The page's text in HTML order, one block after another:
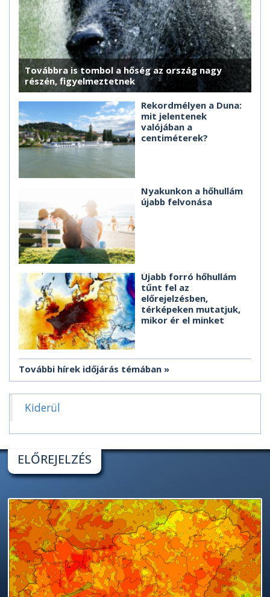
Továbbra is tombol a hőség az ország nagy
részén, figyelmeztetnek
Rekordmélyen a Duna:
mit jelentenek
valójában a
centiméterek?
Nyakunkon a hőhullám
újabb felvonása
Újabb forró hőhullám
tűnt fel az
előrejelzésben,
térképeken mutatjuk,
mikor ér el minket
További hírek időjárás témában
Kiderül
ELŐREJELZÉS